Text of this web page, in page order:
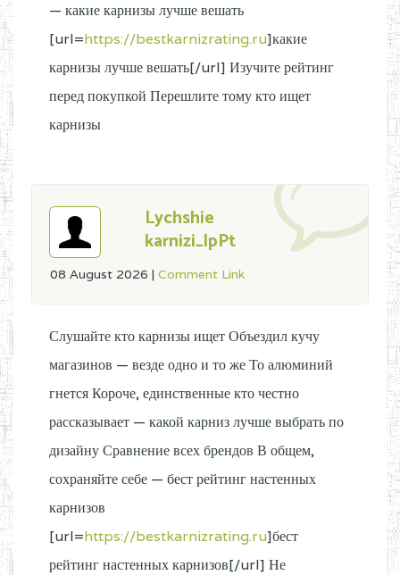
— какие карнизы лучше вешать
[url=https://bestkarnizrating.ru]какие
карнизы лучше вешать[/url] Изучите рейтинг
перед покупкой Перешлите тому кто ищет
карнизы
Lychshie
karnizi_lpPt
08 August 2026 | Comment Link
Слушайте кто карнизы ищет Объездил кучу
магазинов — везде одно и то же То алюминий
гнется Короче, единственные кто честно
рассказывает — какой карниз лучше выбрать по
дизайну Сравнение всех брендов В общем,
сохраняйте себе — бест рейтинг настенных
карнизов
[url=https://bestkarnizrating.ru]бест
рейтинг настенных карнизов[/url] Не